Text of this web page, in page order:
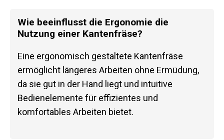
Wie beeinflusst die Ergonomie die
Nutzung einer Kantenfräse?
Eine ergonomisch gestaltete Kantenfräse
ermöglicht längeres Arbeiten ohne Ermüdung,
da sie gut in der Hand liegt und intuitive
Bedienelemente für effizientes und
komfortables Arbeiten bietet.